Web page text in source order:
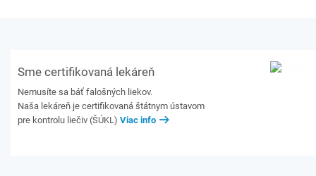
Sme certifikovaná lekáreň
Nemusíte sa báť falošných liekov.
Naša lekáreň je certifikovaná štátnym ústavom
pre kontrolu liečiv (ŠÚKL) Viac info